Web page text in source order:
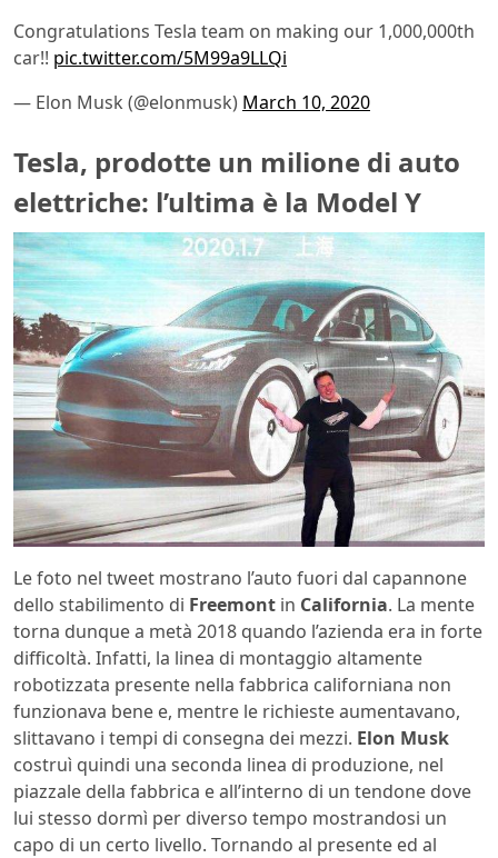
Congratulations Tesla team on making our 1,000,000th
car!! pic.twitter.com/5M99a9LLQi
— Elon Musk (@elonmusk) March 10, 2020
Tesla, prodotte un milione di auto
elettriche: l’ultima è la Model Y
Le foto nel tweet mostrano l’auto fuori dal capannone
dello stabilimento di Freemont in California. La mente
torna dunque a metà 2018 quando l’azienda era in forte
difficoltà. Infatti, la linea di montaggio altamente
robotizzata presente nella fabbrica californiana non
funzionava bene e, mentre le richieste aumentavano,
slittavano i tempi di consegna dei mezzi. Elon Musk
costruì quindi una seconda linea di produzione, nel
piazzale della fabbrica e all’interno di un tendone dove
lui stesso dormì per diverso tempo mostrandosi un
capo di un certo livello. Tornando al presente ed al